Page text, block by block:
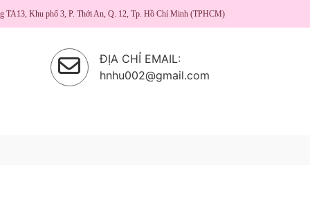
TA13, Khu phố 3, P. Thới An, Q. 12, Tp. Hồ Chí Minh (TPHCM)
ĐỊA CHỈ EMAIL:
hnhu002@gmail.com